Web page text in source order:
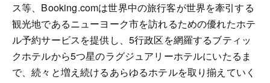
ス等、Booking.comは世界中の旅行客が世界を牽引する
観光地であるニューヨーク市を訪れるための優れたホテ
ル予約サービスを提供し、5行政区を網羅するブティッ
クホテルから5つ星のラグジュアリーホテルにいたるま
で、続々と増え続けるあらゆるホテルを取り揃えていく